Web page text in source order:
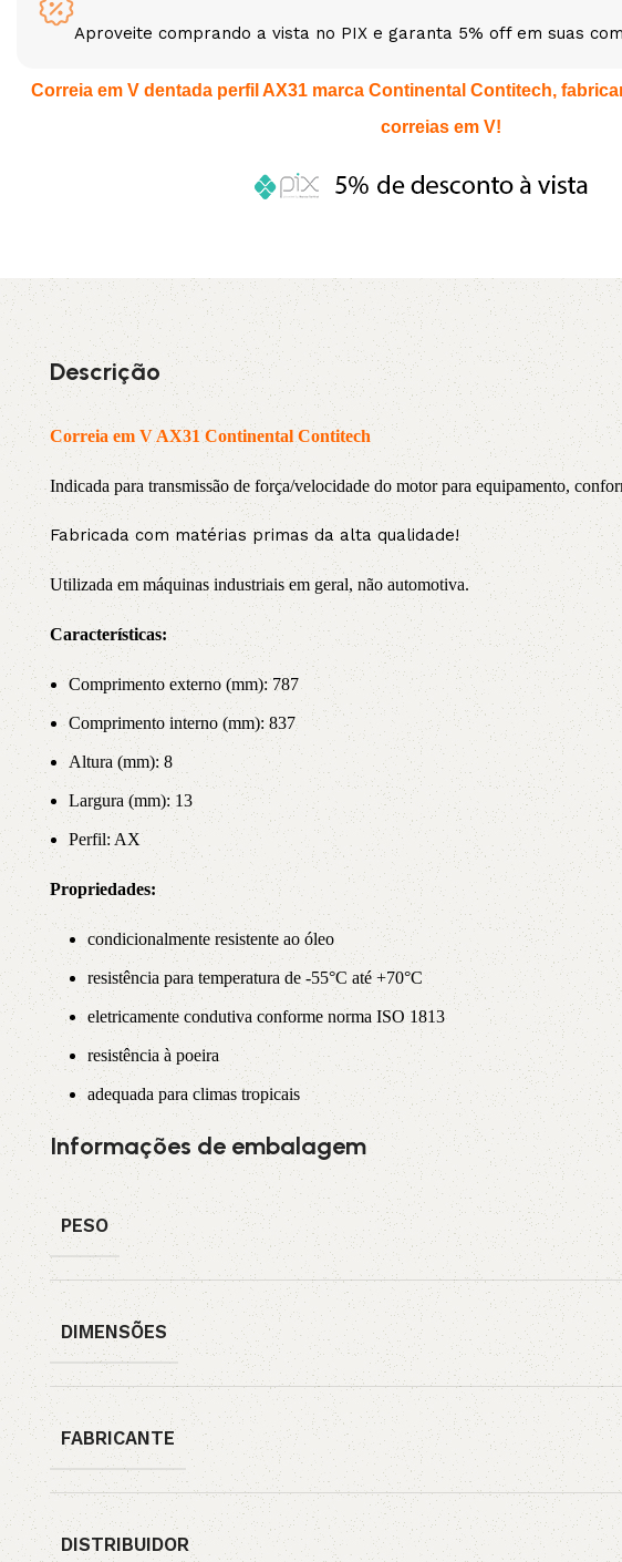
3L 3VX 5V
A AX B
XPA XPB XPZ
Aproveite comprando a vista no PIX e garanta 5% off em suas
Correia em V dentada perfil AX31 marca Continental Contitech,
correias em V!
Descrição
Correia em V AX31 Continental Contitech
Indicada para transmissão de força/velocidade do motor para equipamento,
Fabricada com matérias primas da alta qualidade!
Utilizada em máquinas industriais em geral, não automotiva.
Características:
Comprimento externo (mm): 787
Comprimento interno (mm): 837
Altura (mm): 8
Largura (mm): 13
Perfil: AX
Propriedades:
condicionalmente resistente ao óleo
resistência para temperatura de -55°C até +70°C
eletricamente condutiva conforme norma ISO 1813
resistência à poeira
adequada para climas tropicais
Informações de embalagem
PESO
DIMENSÕES
FABRICANTE
DISTRIBUIDOR